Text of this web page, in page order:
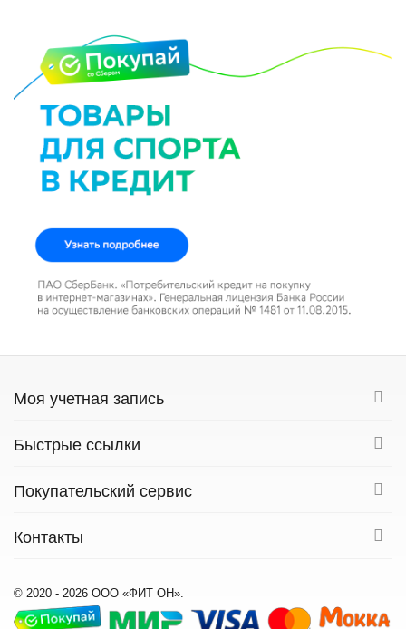
Моя учетная запись
Быстрые ссылки
Покупательский сервис
Контакты
© 2020 - 2026 ООО «ФИТ ОН».